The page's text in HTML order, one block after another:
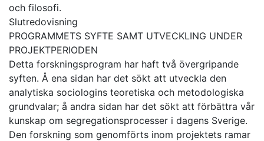
och filosofi.
Slutredovisning
PROGRAMMETS SYFTE SAMT UTVECKLING UNDER
PROJEKTPERIODEN
Detta forskningsprogram har haft två övergripande
syften. Å ena sidan har det sökt att utveckla den
analytiska sociologins teoretiska och metodologiska
grundvalar; å andra sidan har det sökt att förbättra vår
kunskap om segregationsprocesser i dagens Sverige.
Den forskning som genomförts inom projektets ramar